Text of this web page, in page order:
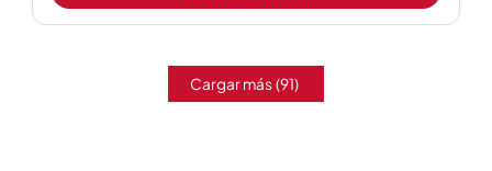
Cargar más(91)